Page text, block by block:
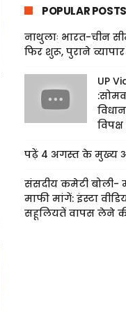
POPULAR POSTS
नाथुलाः भारत-चीन
फिर शुरू, पुराने
UP
पढ़ें 4 अगस्त के मुख्य
संसदीय कमेटी बोली-
माफी मांगें: इंस्टा
सहूलियतें वापस लेने